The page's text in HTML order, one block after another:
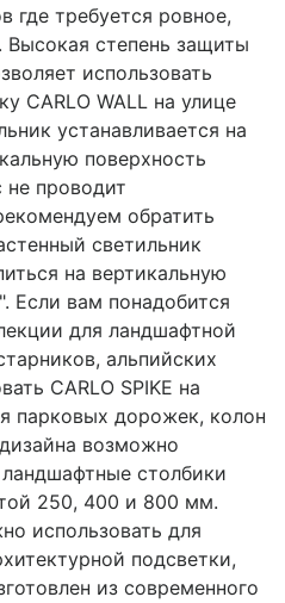
где требуется ровное,
степень защиты
использовать
CARLO WALL на улице
устанавливается на
поверхность
не проводит
обратить
светильник
на вертикальную
Если вам понадобится
для ландшафтной
альпийских
CARLO SPIKE на
парковых дорожек, колон
возможно
столбики
250, 400 и 800 мм.
использовать для
подсветки,
из современного